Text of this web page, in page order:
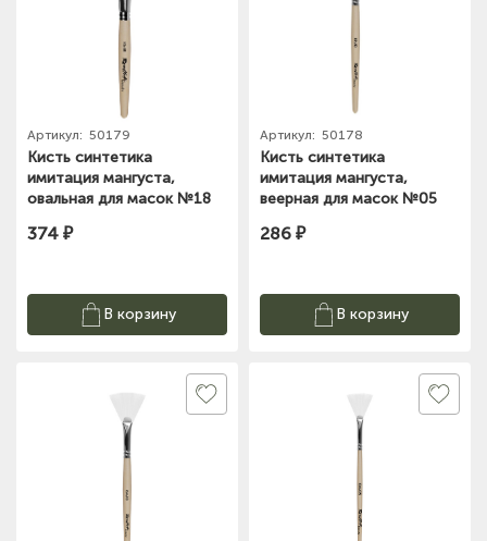
Артикул: 50179
Кисть синтетика
имитация мангуста,
овальная для масок №18
374 ₽
В корзину
Артикул: 50178
Кисть синтетика
имитация мангуста,
веерная для масок №05
286 ₽
В корзину